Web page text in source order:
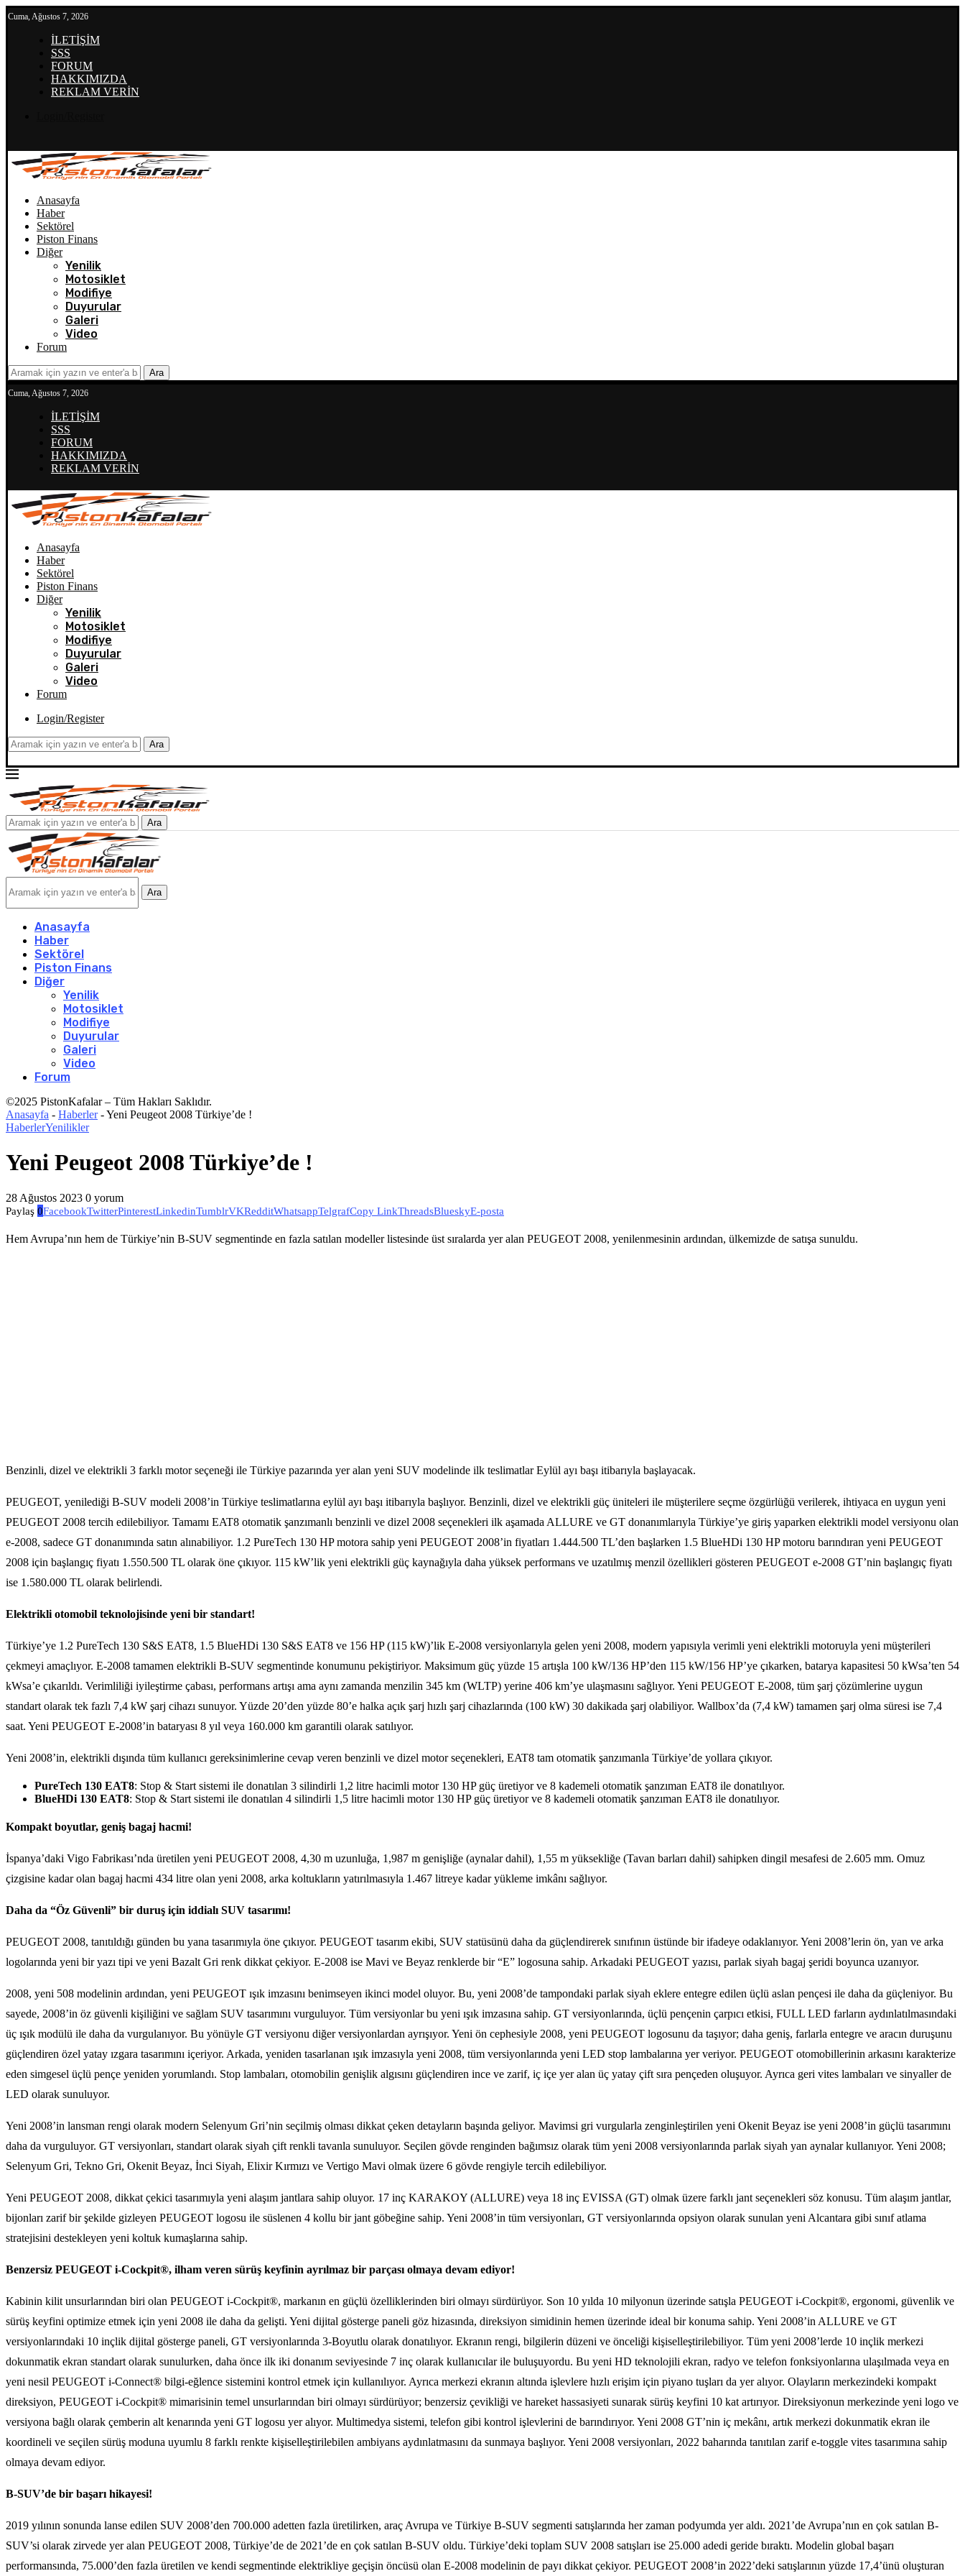
Cuma, Ağustos 7, 2026
İLETİŞİM
SSS
FORUM
HAKKIMIZDA
REKLAM VERİN
Anasayfa
Haber
Sektörel
Piston Finans
Diğer
Yenilik
Motosiklet
Modifiye
Duyurular
Galeri
Video
Forum
Ara
Cuma, Ağustos 7, 2026
İLETİŞİM
SSS
FORUM
HAKKIMIZDA
REKLAM VERİN
Anasayfa
Haber
Sektörel
Piston Finans
Diğer
Yenilik
Motosiklet
Modifiye
Duyurular
Galeri
Video
Forum
Login/Register
Ara
Ara
Ara
Anasayfa
Haber
Sektörel
Piston Finans
Diğer
Yenilik
Motosiklet
Modifiye
Duyurular
Galeri
Video
Forum
©2025 PistonKafalar – Tüm Hakları Saklıdır.
Anasayfa - Haberler-Yeni Peugeot 2008 Türkiye’de !
HaberlerYenilikler
Yeni Peugeot 2008 Türkiye’de !
28 Ağustos 2023 0 yorum
Paylaş 0FacebookTwitterPinterestLinkedinTumblrVKRedditWhatsappTelgrafCopy LinkThreadsBlueskyE-posta
Hem Avrupa’nın hem de Türkiye’nin B-SUV segmentinde en fazla satılan modeller listesinde üst sıralarda yer alan PEUGEOT 2008, yenilenmesinin ardından, ülkemizde de satışa sunuldu.
Benzinli, dizel ve elektrikli 3 farklı motor seçeneği ile Türkiye pazarında yer alan yeni SUV modelinde ilk teslimatlar Eylül ayı başı itibarıyla başlayacak.
PEUGEOT, yenilediği B-SUV modeli 2008’in Türkiye teslimatlarına eylül ayı başı itibarıyla başlıyor. Benzinli, dizel ve elektrikli güç üniteleri ile müşterilere seçme özgürlüğü verilerek, ihtiyaca en uygun yeni
PEUGEOT 2008 tercih edilebiliyor. Tamamı EAT8 otomatik şanzımanlı benzinli ve dizel 2008 seçenekleri ilk aşamada ALLURE ve GT donanımlarıyla Türkiye’ye giriş yaparken elektrikli model versiyonu olan
e-2008, sadece GT donanımında satın alınabiliyor. 1.2 PureTech 130 HP motora sahip yeni PEUGEOT 2008’in fiyatları 1.444.500 TL’den başlarken 1.5 BlueHDi 130 HP motoru barındıran yeni PEUGEOT
2008 için başlangıç fiyatı 1.550.500 TL olarak öne çıkıyor. 115 kW’lik yeni elektrikli güç kaynağıyla daha yüksek performans ve uzatılmış menzil özellikleri gösteren PEUGEOT e-2008 GT’nin başlangıç fiyatı
ise 1.580.000 TL olarak belirlendi.
Elektrikli otomobil teknolojisinde yeni bir standart!
Türkiye’ye 1.2 PureTech 130 S&S EAT8, 1.5 BlueHDi 130 S&S EAT8 ve 156 HP (115 kW)’lik E-2008 versiyonlarıyla gelen yeni 2008, modern yapısıyla verimli yeni elektrikli motoruyla yeni müşterileri
çekmeyi amaçlıyor. E-2008 tamamen elektrikli B-SUV segmentinde konumunu pekiştiriyor. Maksimum güç yüzde 15 artışla 100 kW/136 HP’den 115 kW/156 HP’ye çıkarken, batarya kapasitesi 50 kWsa’ten 54
kWsa’e çıkarıldı. Verimliliği iyileştirme çabası, performans artışı ama aynı zamanda menzilin 345 km (WLTP) yerine 406 km’ye ulaşmasını sağlıyor. Yeni PEUGEOT E-2008, tüm şarj çözümlerine uygun
standart olarak tek fazlı 7,4 kW şarj cihazı sunuyor. Yüzde 20’den yüzde 80’e halka açık şarj hızlı şarj cihazlarında (100 kW) 30 dakikada şarj olabiliyor. Wallbox’da (7,4 kW) tamamen şarj olma süresi ise 7,4
saat. Yeni PEUGEOT E-2008’in bataryası 8 yıl veya 160.000 km garantili olarak satılıyor.
Yeni 2008’in, elektrikli dışında tüm kullanıcı gereksinimlerine cevap veren benzinli ve dizel motor seçenekleri, EAT8 tam otomatik şanzımanla Türkiye’de yollara çıkıyor.
PureTech 130 EAT8: Stop & Start sistemi ile donatılan 3 silindirli 1,2 litre hacimli motor 130 HP güç üretiyor ve 8 kademeli otomatik şanzıman EAT8 ile donatılıyor.
BlueHDi 130 EAT8: Stop & Start sistemi ile donatılan 4 silindirli 1,5 litre hacimli motor 130 HP güç üretiyor ve 8 kademeli otomatik şanzıman EAT8 ile donatılıyor.
Kompakt boyutlar, geniş bagaj hacmi!
İspanya’daki Vigo Fabrikası’nda üretilen yeni PEUGEOT 2008, 4,30 m uzunluğa, 1,987 m genişliğe (aynalar dahil), 1,55 m yüksekliğe (Tavan barları dahil) sahipken dingil mesafesi de 2.605 mm. Omuz
çizgisine kadar olan bagaj hacmi 434 litre olan yeni 2008, arka koltukların yatırılmasıyla 1.467 litreye kadar yükleme imkânı sağlıyor.
Daha da “Öz Güvenli” bir duruş için iddialı SUV tasarımı!
PEUGEOT 2008, tanıtıldığı günden bu yana tasarımıyla öne çıkıyor. PEUGEOT tasarım ekibi, SUV statüsünü daha da güçlendirerek sınıfının üstünde bir ifadeye odaklanıyor. Yeni 2008’lerin ön, yan ve arka
logolarında yeni bir yazı tipi ve yeni Bazalt Gri renk dikkat çekiyor. E-2008 ise Mavi ve Beyaz renklerde bir “E” logosuna sahip. Arkadaki PEUGEOT yazısı, parlak siyah bagaj şeridi boyunca uzanıyor.
2008, yeni 508 modelinin ardından, yeni PEUGEOT ışık imzasını benimseyen ikinci model oluyor. Bu, yeni 2008’de tampondaki parlak siyah eklere entegre edilen üçlü aslan pençesi ile daha da güçleniyor. Bu
sayede, 2008’in öz güvenli kişiliğini ve sağlam SUV tasarımını vurguluyor. Tüm versiyonlar bu yeni ışık imzasına sahip. GT versiyonlarında, üçlü pençenin çarpıcı etkisi, FULL LED farların aydınlatılmasındaki
üç ışık modülü ile daha da vurgulanıyor. Bu yönüyle GT versiyonu diğer versiyonlardan ayrışıyor. Yeni ön cephesiyle 2008, yeni PEUGEOT logosunu da taşıyor; daha geniş, farlarla entegre ve aracın duruşunu
güçlendiren özel yatay ızgara tasarımını içeriyor. Arkada, yeniden tasarlanan ışık imzasıyla yeni 2008, tüm versiyonlarında yeni LED stop lambalarına yer veriyor. PEUGEOT otomobillerinin arkasını karakterize
eden simgesel üçlü pençe yeniden yorumlandı. Stop lambaları, otomobilin genişlik algısını güçlendiren ince ve zarif, iç içe yer alan üç yatay çift sıra pençeden oluşuyor. Ayrıca geri vites lambaları ve sinyaller de
LED olarak sunuluyor.
Yeni 2008’in lansman rengi olarak modern Selenyum Gri’nin seçilmiş olması dikkat çeken detayların başında geliyor. Mavimsi gri vurgularla zenginleştirilen yeni Okenit Beyaz ise yeni 2008’in güçlü tasarımını
daha da vurguluyor. GT versiyonları, standart olarak siyah çift renkli tavanla sunuluyor. Seçilen gövde renginden bağımsız olarak tüm yeni 2008 versiyonlarında parlak siyah yan aynalar kullanıyor. Yeni 2008;
Selenyum Gri, Tekno Gri, Okenit Beyaz, İnci Siyah, Elixir Kırmızı ve Vertigo Mavi olmak üzere 6 gövde rengiyle tercih edilebiliyor.
Yeni PEUGEOT 2008, dikkat çekici tasarımıyla yeni alaşım jantlara sahip oluyor. 17 inç KARAKOY (ALLURE) veya 18 inç EVISSA (GT) olmak üzere farklı jant seçenekleri söz konusu. Tüm alaşım jantlar,
bijonları zarif bir şekilde gizleyen PEUGEOT logosu ile süslenen 4 kollu bir jant göbeğine sahip. Yeni 2008’in tüm versiyonları, GT versiyonlarında opsiyon olarak sunulan yeni Alcantara gibi sınıf atlama
stratejisini destekleyen yeni koltuk kumaşlarına sahip.
Benzersiz PEUGEOT i-Cockpit®, ilham veren sürüş keyfinin ayrılmaz bir parçası olmaya devam ediyor!
Kabinin kilit unsurlarından biri olan PEUGEOT i-Cockpit®, markanın en güçlü özelliklerinden biri olmayı sürdürüyor. Son 10 yılda 10 milyonun üzerinde satışla PEUGEOT i-Cockpit®, ergonomi, güvenlik ve
sürüş keyfini optimize etmek için yeni 2008 ile daha da gelişti. Yeni dijital gösterge paneli göz hizasında, direksiyon simidinin hemen üzerinde ideal bir konuma sahip. Yeni 2008’in ALLURE ve GT
versiyonlarındaki 10 inçlik dijital gösterge paneli, GT versiyonlarında 3-Boyutlu olarak donatılıyor. Ekranın rengi, bilgilerin düzeni ve önceliği kişiselleştirilebiliyor. Tüm yeni 2008’lerde 10 inçlik merkezi
dokunmatik ekran standart olarak sunulurken, daha önce ilk iki donanım seviyesinde 7 inç olarak kullanıcılar ile buluşuyordu. Bu yeni HD teknolojili ekran, radyo ve telefon fonksiyonlarına ulaşılmada veya en
yeni nesil PEUGEOT i-Connect® bilgi-eğlence sistemini kontrol etmek için kullanılıyor. Ayrıca merkezi ekranın altında işlevlere hızlı erişim için piyano tuşları da yer alıyor. Olayların merkezindeki kompakt
direksiyon, PEUGEOT i-Cockpit® mimarisinin temel unsurlarından biri olmayı sürdürüyor; benzersiz çevikliği ve hareket hassasiyeti sunarak sürüş keyfini 10 kat artırıyor. Direksiyonun merkezinde yeni logo ve
versiyona bağlı olarak çemberin alt kenarında yeni GT logosu yer alıyor. Multimedya sistemi, telefon gibi kontrol işlevlerini de barındırıyor. Yeni 2008 GT’nin iç mekânı, artık merkezi dokunmatik ekran ile
koordineli ve seçilen sürüş moduna uyumlu 8 farklı renkte kişiselleştirilebilen ambiyans aydınlatmasını da sunmaya başlıyor. Yeni 2008 versiyonları, 2022 baharında tanıtılan zarif e-toggle vites tasarımına sahip
olmaya devam ediyor.
B-SUV’de bir başarı hikayesi!
2019 yılının sonunda lanse edilen SUV 2008’den 700.000 adetten fazla üretilirken, araç Avrupa ve Türkiye B-SUV segmenti satışlarında her zaman podyumda yer aldı. 2021’de Avrupa’nın en çok satılan B-
SUV’si olarak zirvede yer alan PEUGEOT 2008, Türkiye’de de 2021’de en çok satılan B-SUV oldu. Türkiye’deki toplam SUV 2008 satışları ise 25.000 adedi geride bıraktı. Modelin global başarı
performansında, 75.000’den fazla üretilen ve kendi segmentinde elektrikliye geçişin öncüsü olan E-2008 modelinin de payı dikkat çekiyor. PEUGEOT 2008’in 2022’deki satışlarının yüzde 17,4’ünü oluşturan